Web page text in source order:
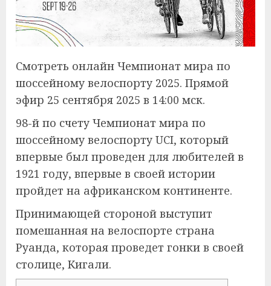
Смотреть онлайн Чемпионат мира по
шоссейному велоспорту 2025. Прямой
эфир 25 сентября 2025 в 14:00 мск.
98-й по счету Чемпионат мира по
шоссейному велоспорту UCI, который
впервые был проведен для любителей в
1921 году, впервые в своей истории
пройдет на африканском континенте.
Принимающей стороной выступит
помешанная на велоспорте страна
Руанда, которая проведет гонки в своей
столице, Кигали.